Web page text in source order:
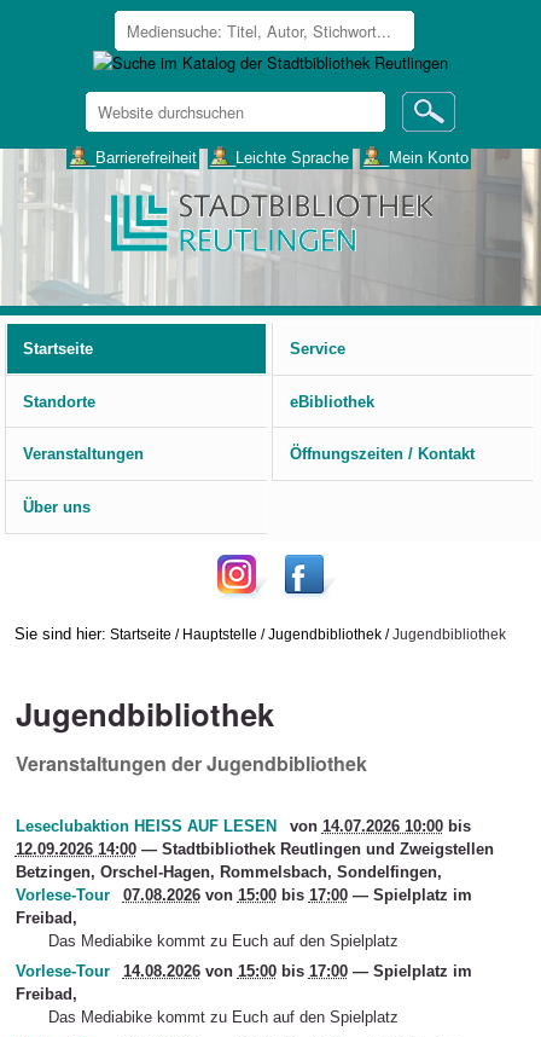
Website
durchsuchen
___Barrierefreiheit ___Leichte Sprache ___Mein Konto
Startseite
Service
Standorte eBibliothek
Veranstaltungen Öffnungszeiten / Kontakt
Über uns
Sie sind hier: Startseite / Hauptstelle /Jugendbibliothek /Jugendbibliothek
Jugendbibliothek
Veranstaltungen der Jugendbibliothek
Leseclubaktion HEISS AUF LESEN von 14.07.2026 10:00bis
12.09.2026 14:00 — Stadtbibliothek Reutlingen und Zweigstellen
Betzingen, Orschel-Hagen, Rommelsbach, Sondelfingen,
Vorlese-Tour
07.08.2026von 15:00bis 17:00 — Spielplatz im
Freibad,
Das Mediabike kommt zu Euch auf den Spielplatz
Vorlese-Tour
14.08.2026von 15:00bis 17:00 — Spielplatz im
Freibad ,
Das Mediabike kommt zu Euch auf den Spielplatz